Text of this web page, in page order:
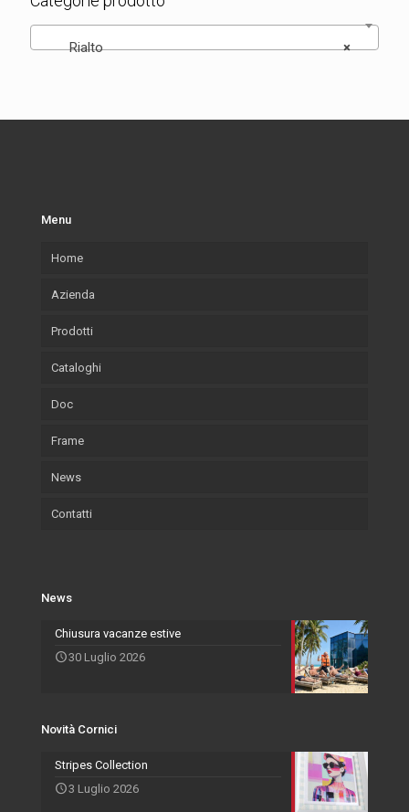
×
Rialto
Menu
Home
Azienda
La nostra azienda
Cosa Produciamo
Cornici Lab.Art
Legni utilizzati
Ambiente e sostenibilità
Certificazioni
Prodotti
Cornici
Accessori
Arte
Wallpaper
Cataloghi
Cornici
Accessori
Arte
Quadri
Wallpaper
Doc
Frame
News
Eventi e Fiere
Novità Arte
Contatti
News
Chiusura vacanze estive
30 Luglio 2026
Novità Cornici
Stripes Collection
3 Luglio 2026